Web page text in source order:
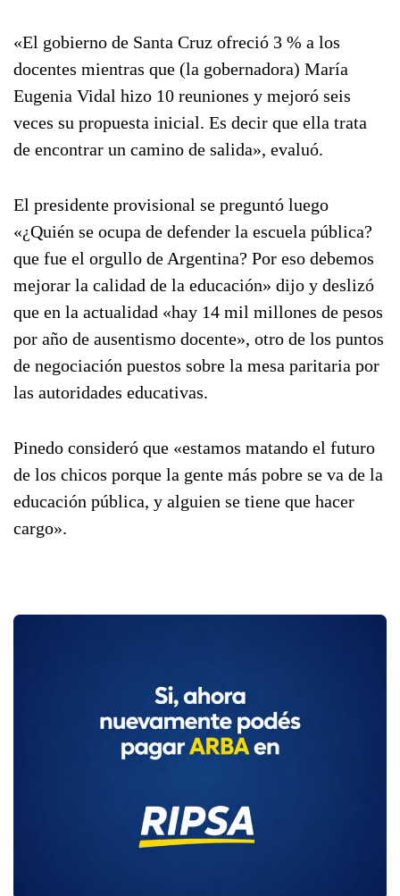
«El gobierno de Santa Cruz ofreció 3 % a los
docentes mientras que (la gobernadora) María
Eugenia Vidal hizo 10 reuniones y mejoró seis
veces su propuesta inicial. Es decir que ella trata
de encontrar un camino de salida», evaluó.
El presidente provisional se preguntó luego
«¿Quién se ocupa de defender la escuela pública?
que fue el orgullo de Argentina? Por eso debemos
mejorar la calidad de la educación» dijo y deslizó
que en la actualidad «hay 14 mil millones de pesos
por año de ausentismo docente», otro de los puntos
de negociación puestos sobre la mesa paritaria por
las autoridades educativas.
Pinedo consideró que «estamos matando el futuro
de los chicos porque la gente más pobre se va de la
educación pública, y alguien se tiene que hacer
cargo».